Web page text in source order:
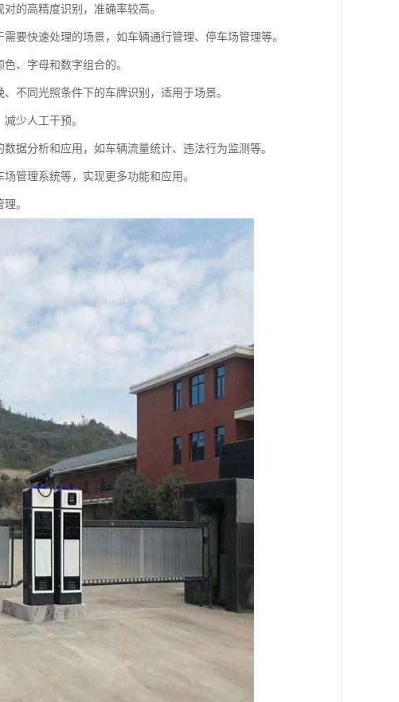
的高精度识别，准确率较高。
要快速处理的场景，如车辆通行管理、停车场管理等。
、字母和数字组合的。
不同光照条件下的车牌识别，适用于场景。
少人工干预。
据分析和应用，如车辆流量统计、违法行为监测等。
管理系统等，实现更多功能和应用。
。